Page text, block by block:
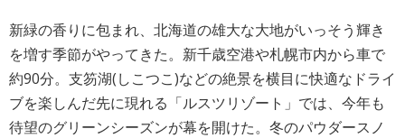
新緑の香りに包まれ、北海道の雄大な大地がいっそう輝き
を増す季節がやってきた。新千歳空港や札幌市内から車で
約90分。支笏湖(しこつこ)などの絶景を横目に快適なドライ
ブを楽しんだ先に現れる「ルスツリゾート」では、今年も
待望のグリーンシーズンが幕を開けた。冬のパウダースノ